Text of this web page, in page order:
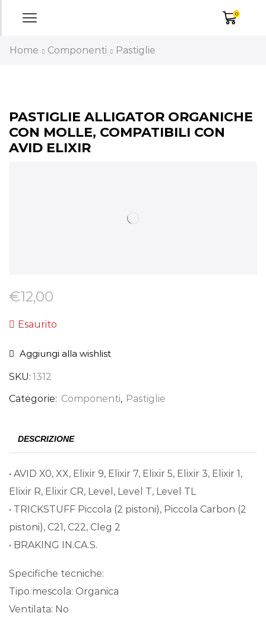
0
Home Componenti Pastiglie
PASTIGLIE ALLIGATOR ORGANICHE
CON MOLLE, COMPATIBILI CON
AVID ELIXIR
€12,00
Esaurito
Aggiungi alla wishlist
SKU: 1312
Categorie: Componenti, Pastiglie
DESCRIZIONE
• AVID X0, XX, Elixir 9, Elixir 7, Elixir 5, Elixir 3, Elixir 1,
Elixir R, Elixir CR, Level, Level T, Level TL
• TRICKSTUFF Piccola (2 pistoni), Piccola Carbon (2
pistoni), C21, C22, Cleg 2
• BRAKING IN.CA.S.
Specifiche tecniche:
Tipo mescola: Organica
Ventilata: No